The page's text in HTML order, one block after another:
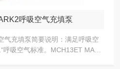
呼吸空气充填泵
气充填泵简要说明：满足呼吸空
呼吸空气标准。MCH13ET MARK